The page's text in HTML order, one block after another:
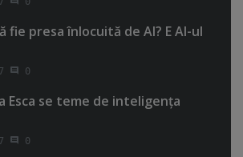
fie presa înlocuită de AI? E AI-ul
0
Esca se teme de inteligenţa
0